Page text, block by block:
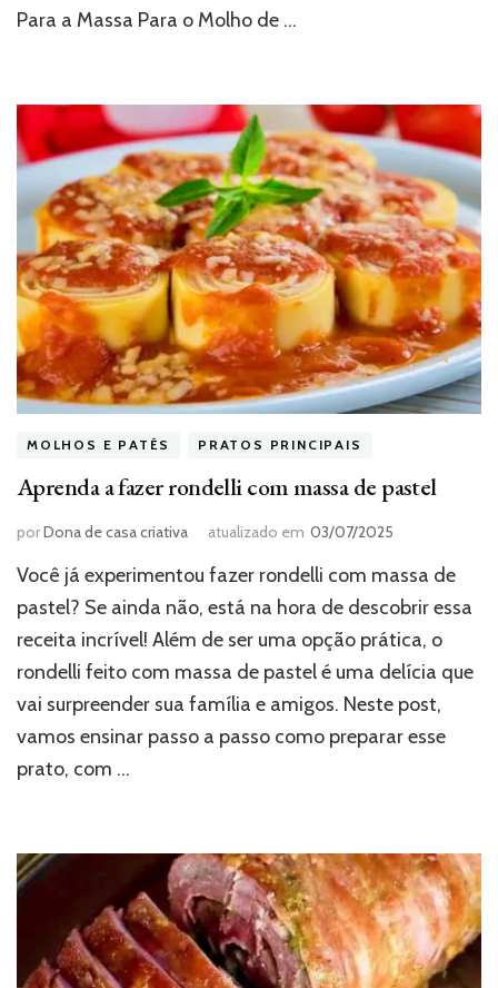
Para a Massa Para o Molho de …
MOLHOS E PATÊS PRATOS PRINCIPAIS
Aprenda a fazer rondelli com massa de pastel
porDona de casa criativa atualizado em 03/07/2025
Você já experimentou fazer rondelli com massa de
pastel? Se ainda não, está na hora de descobrir essa
receita incrível! Além de ser uma opção prática, o
rondelli feito com massa de pastel é uma delícia que
vai surpreender sua família e amigos. Neste post,
vamos ensinar passo a passo como preparar esse
prato, com …